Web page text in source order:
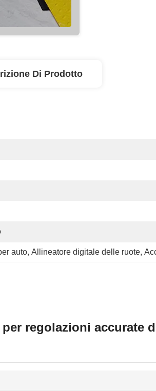
Di Prodotto
auto, Allineatore digitale delle ruote,
regolazioni accurate